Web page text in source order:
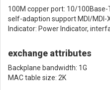
100M copper port: 10/
self-adaption support MDI/MDI-
Indicator: Power Indicator,
exchange attributes
Backplane bandwidth: 1G
MAC table size: 2K